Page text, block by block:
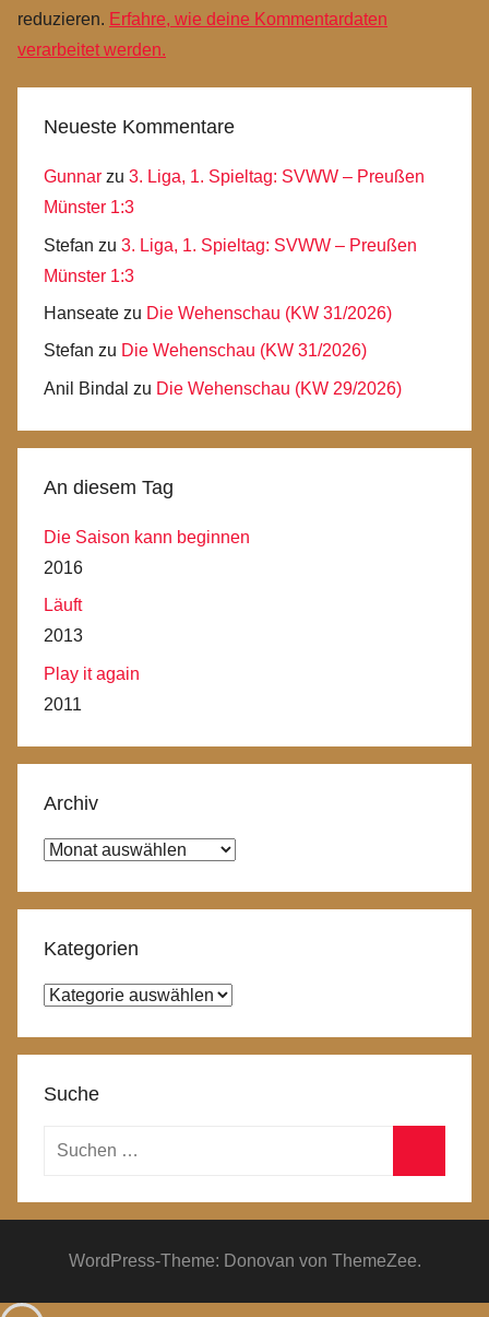
reduzieren. Erfahre, wie deine Kommentardaten
verarbeitet werden.
Neueste Kommentare
Gunnar zu 3. Liga, 1. Spieltag: SVWW – Preußen
Münster 1:3
Stefan zu 3. Liga, 1. Spieltag: SVWW – Preußen
Münster 1:3
Hanseate zu Die Wehenschau (KW 31/2026)
Stefan zu Die Wehenschau (KW 31/2026)
Anil Bindal zu Die Wehenschau (KW 29/2026)
An diesem Tag
Die Saison kann beginnen
2016
Läuft
2013
Play it again
2011
Archiv
Archiv
Kategorien
Kategorien
Suche
Suchen
WordPress-Theme: Donovan von ThemeZee.